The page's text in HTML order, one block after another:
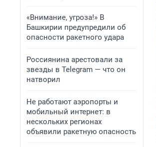
«Внимание, угроза!» В
Башкирии предупредили об
опасности ракетного удара
Россиянина арестовали за
звезды в Telegram — что он
натворил
Не работают аэропорты и
мобильный интернет: в
нескольких регионах
объявили ракетную опасность